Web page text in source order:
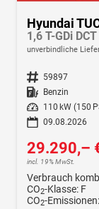
Hyundai
1,6 T-GDi
unverbindliche
Fahrzeugnr. 59897
Kraftstoff Benzin
Leistung
110 kW (150
09.08.2026
29.290,–
incl. 19% MwSt.
Verbrauch
CO2-Klasse: F
CO2-Emissionen: